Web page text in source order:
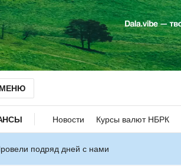
МЕНЮ
Новости Курсы валют НБРК
подряд дней с нами